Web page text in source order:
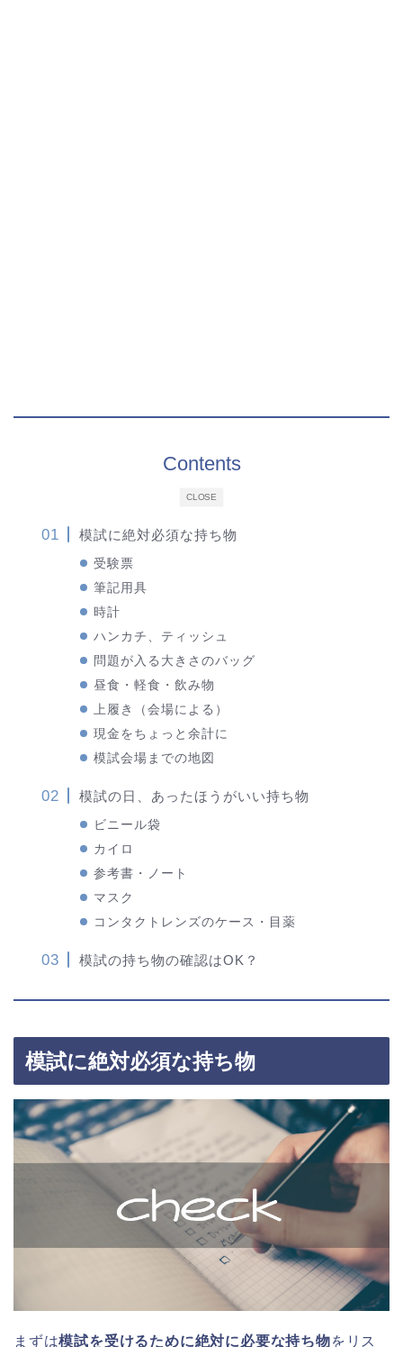
CLOSE
Contents
模試に絶対必須な持ち物
受験票
筆記用具
時計
ハンカチ、ティッシュ
問題が入る大きさのバッグ
昼食・軽食・飲み物
上履き（会場による）
現金をちょっと余計に
模試会場までの地図
模試の日、あったほうがいい持ち物
ビニール袋
カイロ
参考書・ノート
マスク
コンタクトレンズのケース・目薬
模試の持ち物の確認はOK？
模試に絶対必須な持ち物
まずは模試を受けるために絶対に必要な持ち物をリス